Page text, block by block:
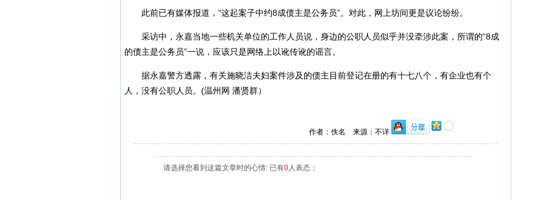
此前已有媒体报道，“这起案子中约8成债主是公务员”。对此，网上坊间更是议论纷纷。
采访中，永嘉当地一些机关单位的工作人员说，身边的公职人员似乎并没牵涉此案，所谓的“8成
的债主是公务员”一说，应该只是网络上以讹传讹的谣言。
据永嘉警方透露，有关施晓洁夫妇案件涉及的债主目前登记在册的有十七八个，有企业也有个
人，没有公职人员。(温州网 潘贤群）
作者：佚名 来源：不详
请选择您看到这篇文章时的心情: 已有0人表态：